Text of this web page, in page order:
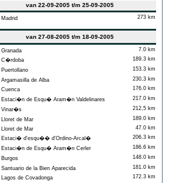
van 22-09-2005 t/m 25-09-2005
Madrid 273 km
van 27-08-2005 t/m 18-09-2005
Granada
7.0 km
C�rdoba
189.3 km
Puertollano
153.3 km
Argamasilla de Alba
230,3 km
Cuenca
176.0 km
Estaci�n de Esqu� Aram�n Valdelinares
217.0 km
Vinar�s
212,5 km
Lloret de Mar
189.0 km
Lloret de Mar
47.0 km
Estaci� d'esqu�� d'Ordino-Arcal�
206.3 km
Estaci�n de Esqu� Aram�n Cerler
186.6 km
Burgos
148.0 km
Santuario de la Bien Aparecida
181.0 km
Lagos de Covadonga
172.3 km